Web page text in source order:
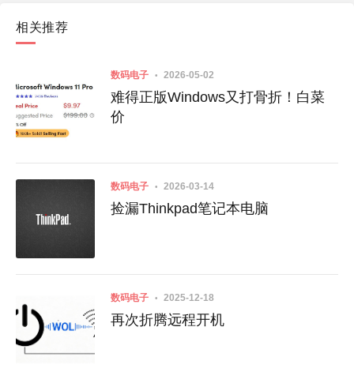
相关推荐
数码电子 2026-05-02
难得正版Windows又打骨折！白菜
价
数码电子 2026-03-14
捡漏Thinkpad笔记本电脑
数码电子 2025-12-18
再次折腾远程开机